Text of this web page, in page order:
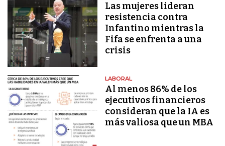
Las mujeres lideran
resistencia contra
Infantino mientras la
Fifa se enfrenta a una
crisis
LABORAL
Al menos 86% de los
ejecutivos financieros
consideran que la IA es
más valiosa que un MBA